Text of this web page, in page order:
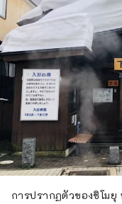
การปรากฏตัวของชิโมยุ